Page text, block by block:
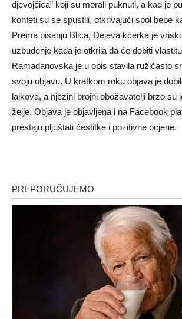
djevojčica” koji su morali puknuti, a kad je
konfeti su se spustili, otkrivajući spol bebe
Prema pisanju Blica, Đejeva kćerka je
uzbuđenje kada je otkrila da će dobiti
Ramadanovska je u opis stavila ružičasto
svoju objavu. U kratkom roku objava je
lajkova, a njezini brojni obožavatelji brzo su
želje. Objava je objavljena i na Facebook
prestaju pljuštati čestitke i pozitivne ocjene.